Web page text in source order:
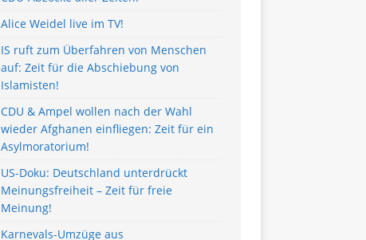
Alice Weidel live im TV!
IS ruft zum Überfahren von Menschen
auf: Zeit für die Abschiebung von
Islamisten!
CDU & Ampel wollen nach der Wahl
wieder Afghanen einfliegen: Zeit für ein
Asylmoratorium!
US-Doku: Deutschland unterdrückt
Meinungsfreiheit – Zeit für freie
Meinung!
Karnevals-Umzüge aus